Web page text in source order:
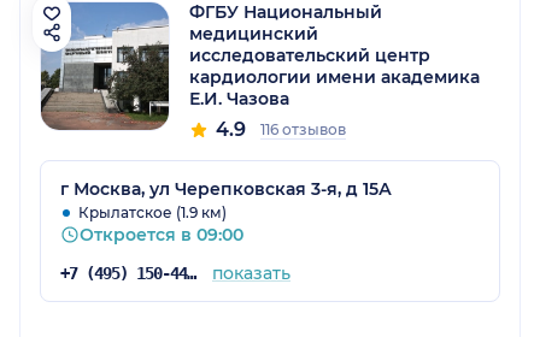
ФГБУ Национальный
медицинский
исследовательский центр
кардиологии имени академика
Е.И. Чазова
4.9 116 отзывов
г Москва, ул Черепковская 3-я, д 15А
Крылатское (1.9 км)
Откроется в 09:00
+7 (495) 150-44-19 показать